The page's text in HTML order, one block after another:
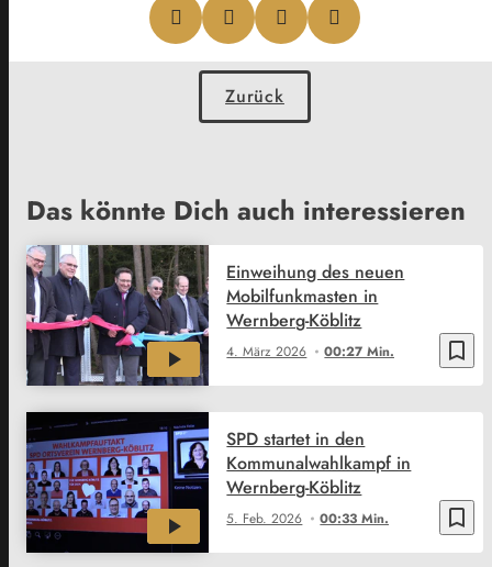
Zurück
Das könnte Dich auch interessieren
bookmark_border
4. März 2026 00:27 Min.
Einweihung des neuen
Mobilfunkmasten in
Wernberg-Köblitz
bookmark_border
5. Feb. 2026 00:33 Min.
SPD startet in den
Kommunalwahlkampf in
Wernberg-Köblitz